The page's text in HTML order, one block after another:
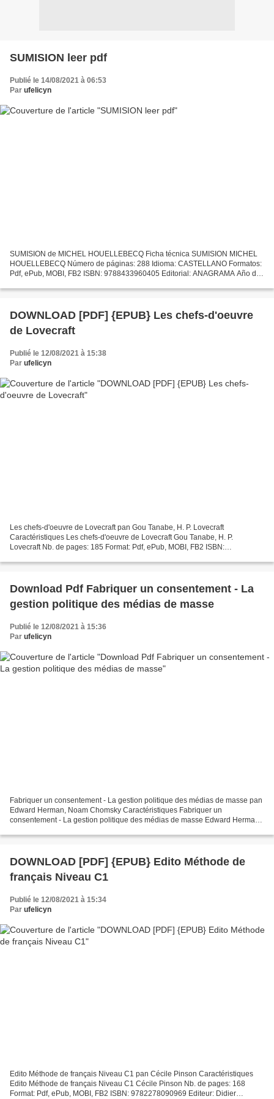
SUMISION leer pdf
Publié le 14/08/2021 à 06:53
Par ufelicyn
SUMISION de MICHEL HOUELLEBECQ Ficha técnica SUMISION MICHEL
HOUELLEBECQ Número de páginas: 288 Idioma: CASTELLANO Formatos:
Pdf, ePub, MOBI, FB2 ISBN: 9788433960405 Editorial: ANAGRAMA Año de
DOWNLOAD [PDF] {EPUB} Les chefs-d'oeuvre
de Lovecraft
Publié le 12/08/2021 à 15:38
Par ufelicyn
Les chefs-d'oeuvre de Lovecraft pan Gou Tanabe, H. P. Lovecraft
Caractéristiques Les chefs-d'oeuvre de Lovecraft Gou Tanabe, H. P.
Lovecraft Nb. de pages: 185 Format: Pdf, ePub, MOBI, FB2 ISBN:
Download Pdf Fabriquer un consentement - La
gestion politique des médias de masse
Publié le 12/08/2021 à 15:36
Par ufelicyn
Fabriquer un consentement - La gestion politique des médias de masse pan
Edward Herman, Noam Chomsky Caractéristiques Fabriquer un
consentement - La gestion politique des médias de masse Edward Herman,
DOWNLOAD [PDF] {EPUB} Edito Méthode de
français Niveau C1
Publié le 12/08/2021 à 15:34
Par ufelicyn
Edito Méthode de français Niveau C1 pan Cécile Pinson Caractéristiques
Edito Méthode de français Niveau C1 Cécile Pinson Nb. de pages: 168
Format: Pdf, ePub, MOBI, FB2 ISBN: 9782278090969 Editeur: Didier